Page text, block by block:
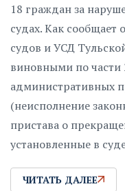
18 граждан за
судах. Как сообщает
судов и УСД
виновными по части
административных
(неисполнение
пристава о
установленные в
ЧИТАТЬ ДАЛЕЕ